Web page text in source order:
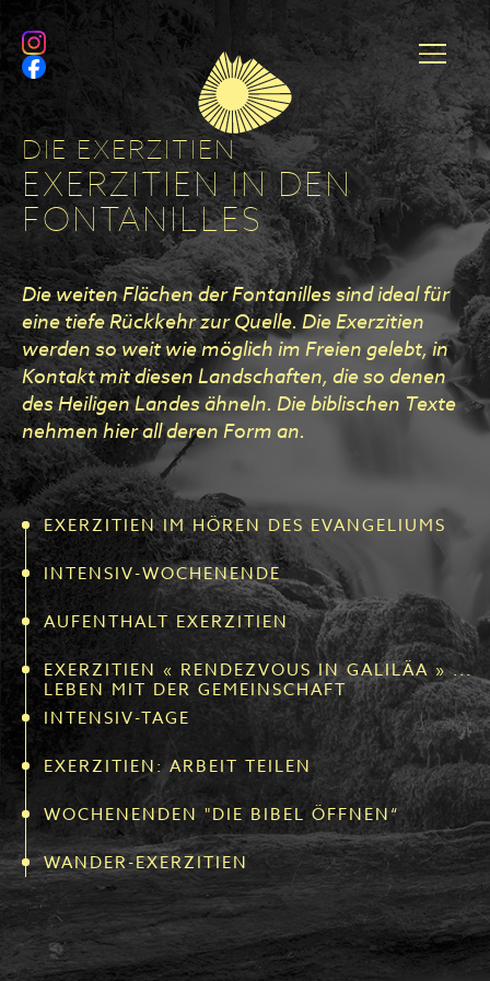
DIE EXERZITIEN
EXERZITIEN IN DEN
FONTANILLES
Die weiten Flächen der Fontanilles sind ideal für
eine tiefe Rückkehr zur Quelle. Die Exerzitien
werden so weit wie möglich im Freien gelebt, in
Kontakt mit diesen Landschaften, die so denen
des Heiligen Landes ähneln. Die biblischen Texte
nehmen hier all deren Form an.
EXERZITIEN IM HÖREN DES EVANGELIUMS
INTENSIV-WOCHENENDE
AUFENTHALT EXERZITIEN
EXERZITIEN « RENDEZVOUS IN GALILÄA » ...
LEBEN MIT DER GEMEINSCHAFT
INTENSIV-TAGE
EXERZITIEN: ARBEIT TEILEN
WOCHENENDEN "DIE BIBEL ÖFFNEN“
WANDER-EXERZITIEN